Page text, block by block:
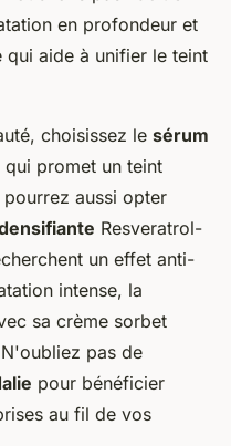
en profondeur et
qui aide à unifier le teint
choisissez le sérum
promet un teint
aussi opter
Resveratrol-
un effet anti-
intense, la
sa crème sorbet
pas de
pour bénéficier
au fil de vos